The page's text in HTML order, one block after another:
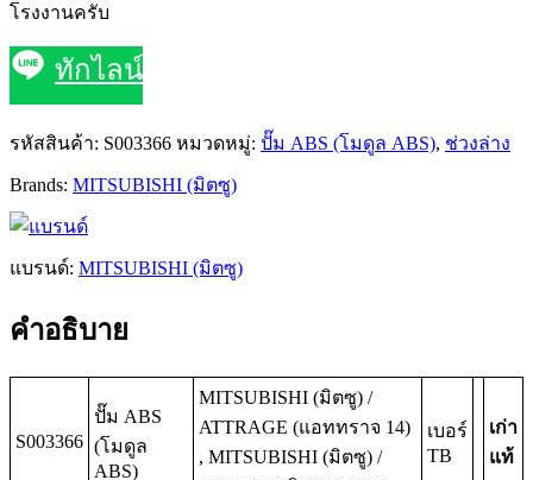
โรงงานครับ
ทักไลน์
รหัสสินค้า: S003366 หมวดหมู่: ปั๊ม ABS (โมดูล ABS), ช่วงล่าง
Brands: MITSUBISHI (มิตซู)
แบรนด์: MITSUBISHI (มิตซู)
คำอธิบาย
S003366
ปั๊ม ABS
(โมดูล
ABS)
MITSUBISHI (มิตซู) /
ATTRAGE (แอททราจ 14)
, MITSUBISHI (มิตซู) /
เบอร์
TB
เก่า
แท้